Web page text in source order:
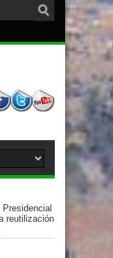
Presidencial
reutilización